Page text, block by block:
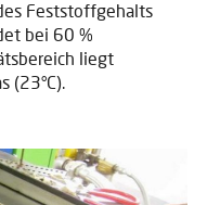
Feststoffgehalts
bei 60 %
liegt
(23°C).